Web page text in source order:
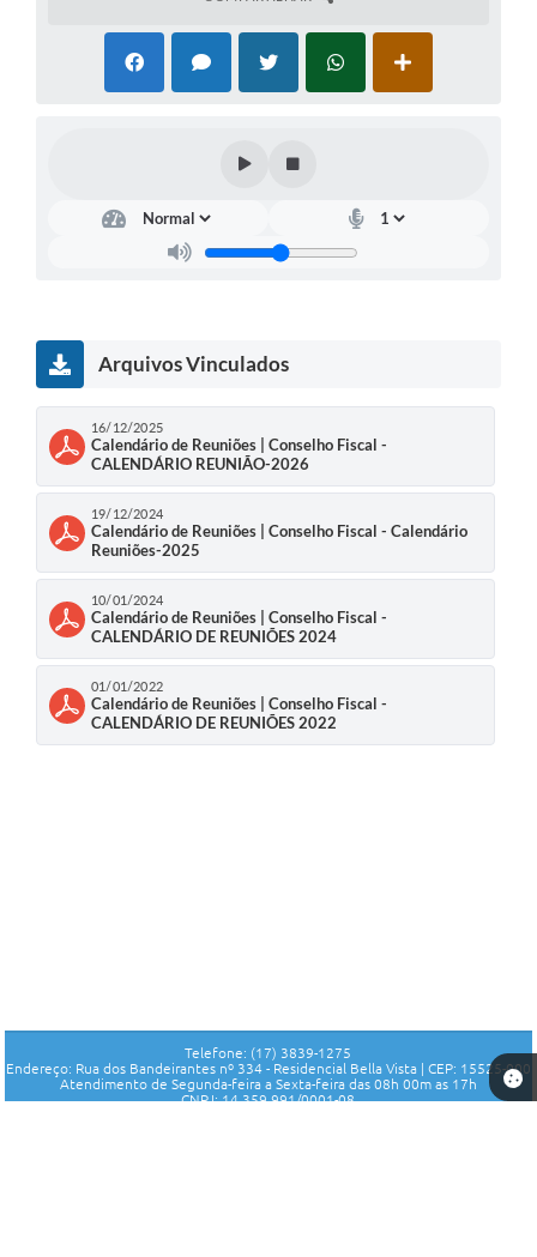
Arquivos Vinculados
16/12/2025
Calendário de Reuniões | Conselho Fiscal -
CALENDÁRIO REUNIÃO-2026
19/12/2024
Calendário de Reuniões | Conselho Fiscal - Calendário
Reuniões-2025
10/01/2024
Calendário de Reuniões | Conselho Fiscal -
CALENDÁRIO DE REUNIÕES 2024
01/01/2022
Calendário de Reuniões | Conselho Fiscal -
CALENDÁRIO DE REUNIÕES 2022
Telefone: (17) 3839-1275
Endereço: Rua dos Bandeirantes nº 334 - Residencial Bella Vista | CEP: 15525-000
Atendimento de Segunda-feira a Sexta-feira das 08h 00m as 17h
CNPJ: 14.359.991/0001-08